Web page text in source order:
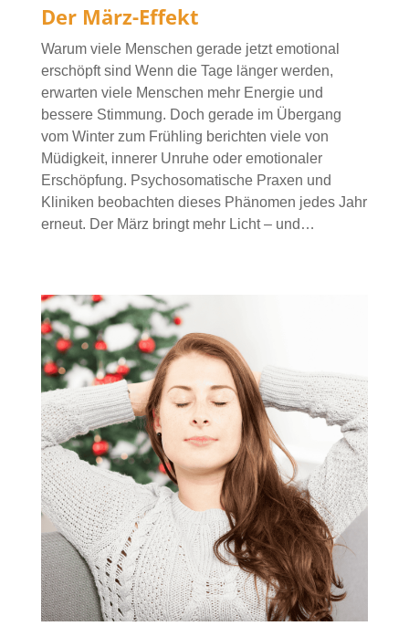
Der März-Effekt
Warum viele Menschen gerade jetzt emotional
erschöpft sind Wenn die Tage länger werden,
erwarten viele Menschen mehr Energie und
bessere Stimmung. Doch gerade im Übergang
vom Winter zum Frühling berichten viele von
Müdigkeit, innerer Unruhe oder emotionaler
Erschöpfung. Psychosomatische Praxen und
Kliniken beobachten dieses Phänomen jedes Jahr
erneut. Der März bringt mehr Licht – und…